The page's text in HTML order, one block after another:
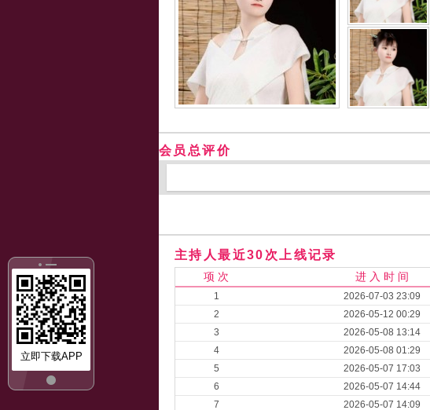
立即下载APP
会员总评价
主持人最近30次上线记录
项 次 进 入 时 间
1 2026-07-03 23:09
2
2026-05-12 00:29
3
2026-05-08 13:14
4
2026-05-08 01:29
5
2026-05-07 17:03
6
2026-05-07 14:44
7
2026-05-07 14:09